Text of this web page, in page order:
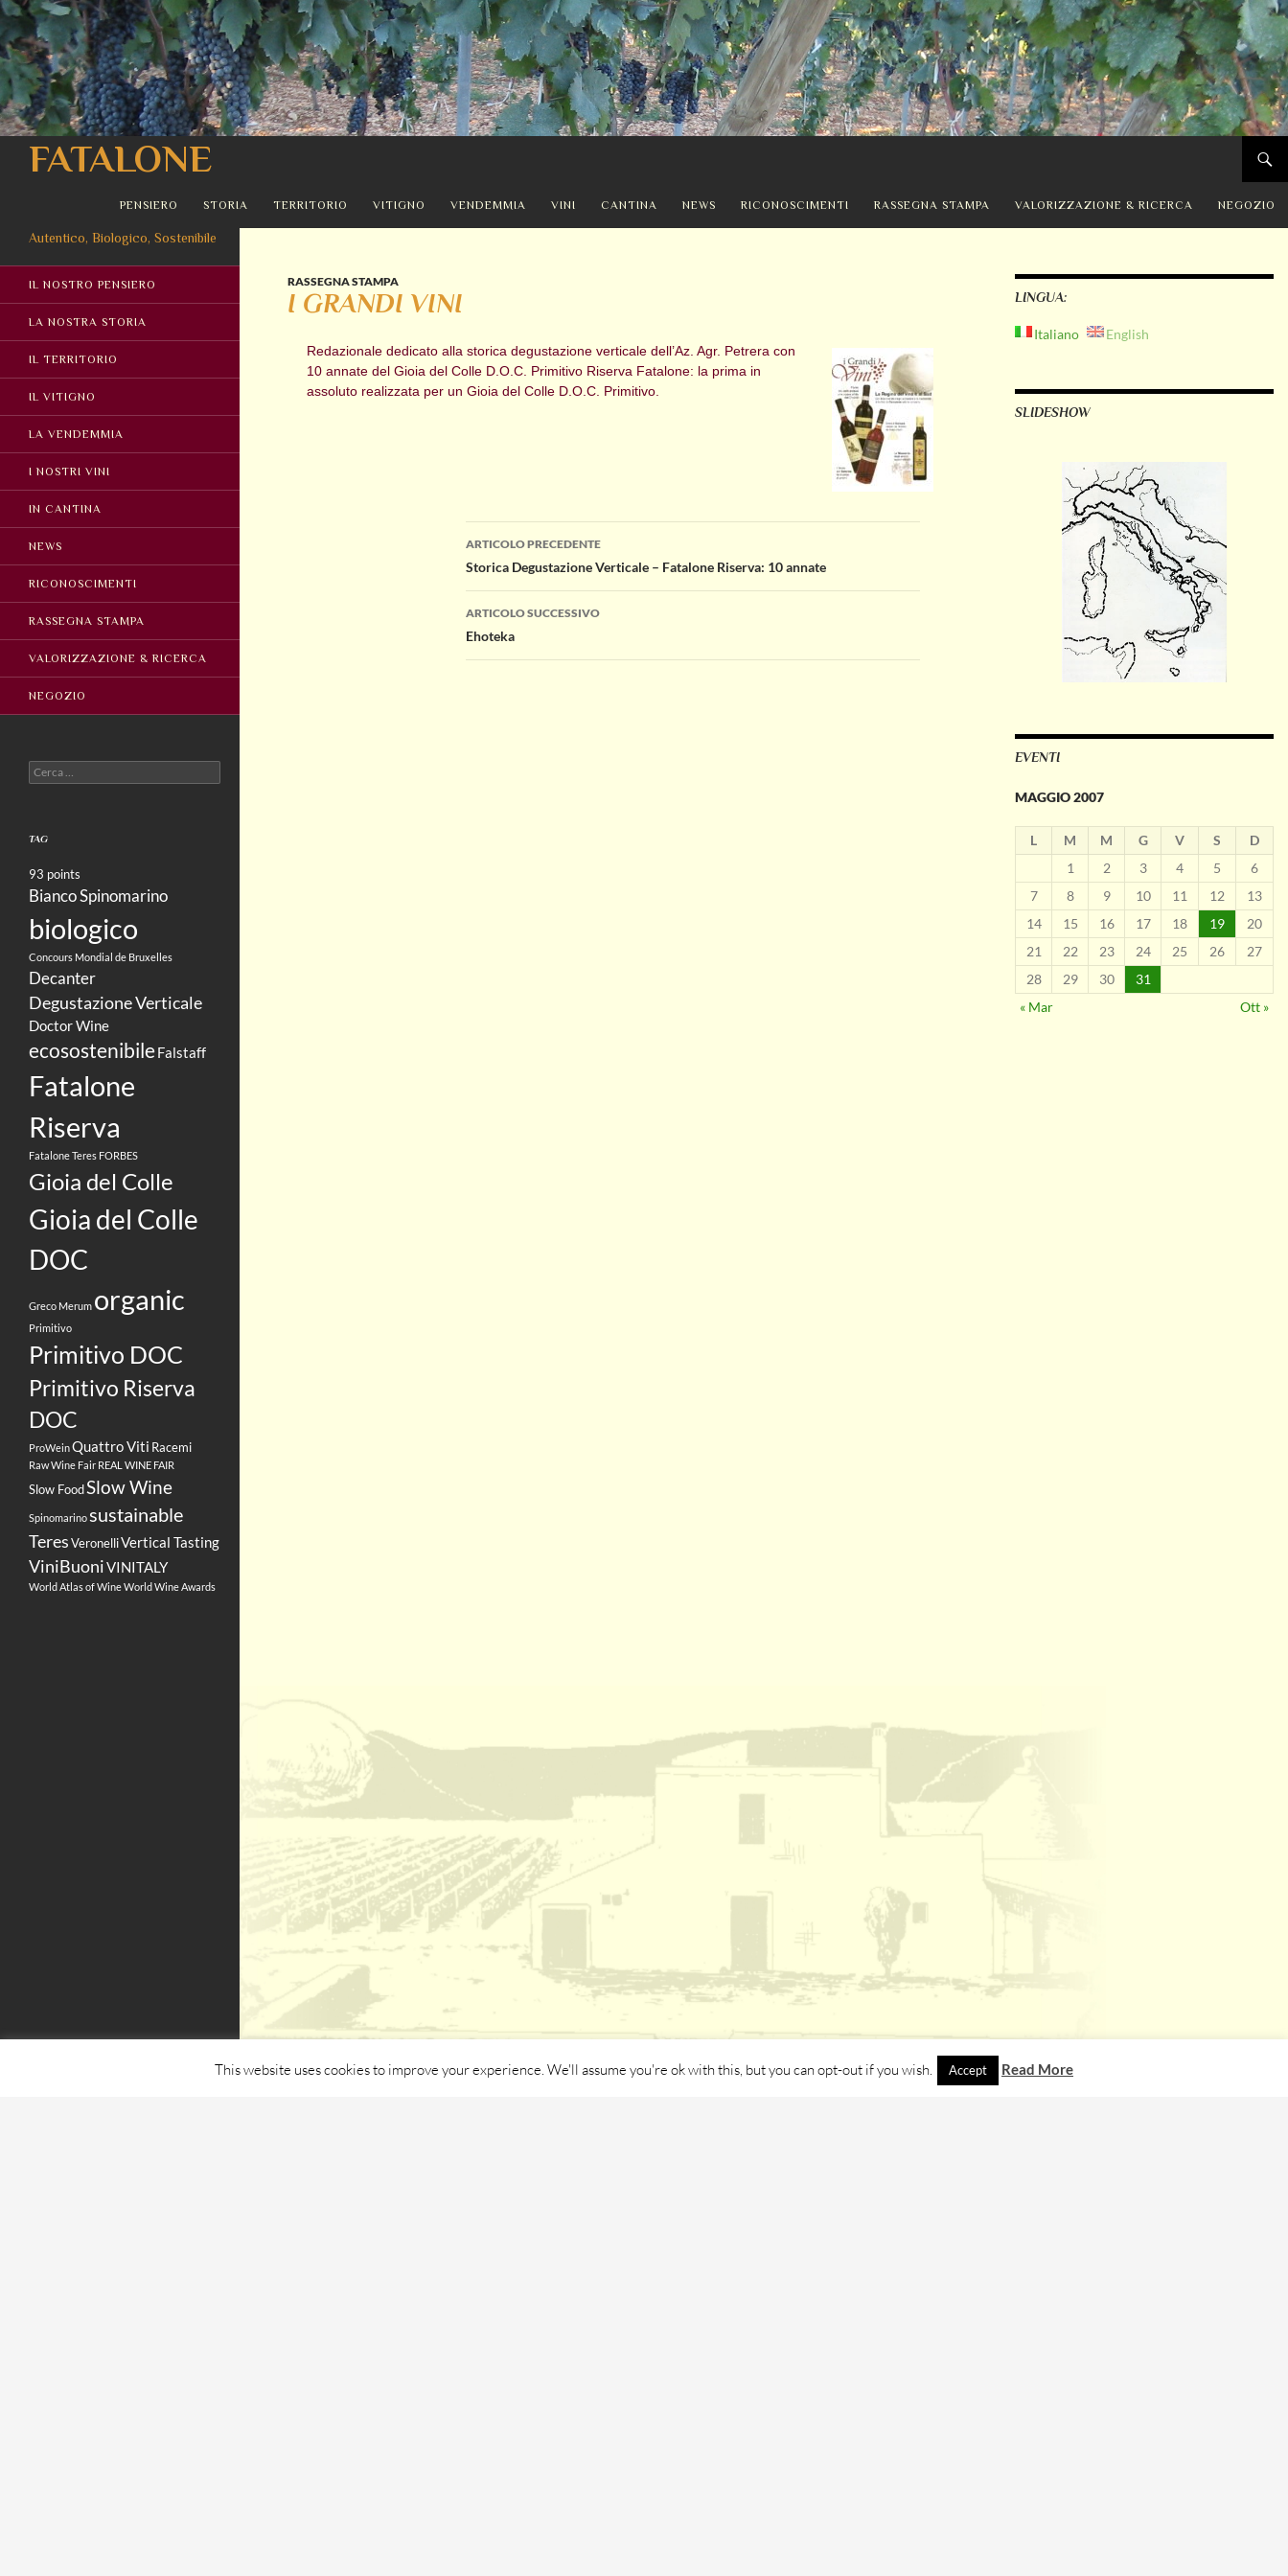
FATALONE
Cerca
PENSIERO STORIA TERRITORIO VITIGNO VENDEMMIA VINI CANTINA NEWS RICONOSCIMENTI RASSEGNA STAMPA VALORIZZAZIONE & RICERCA NEGOZIO
RASSEGNA STAMPA
I GRANDI VINI
Redazionale dedicato alla storica degustazione verticale dell’Az. Agr. Petrera con
10 annate del Gioia del Colle D.O.C. Primitivo Riserva Fatalone: la prima in
assoluto realizzata per un Gioia del Colle D.O.C. Primitivo.
Navigazione
articolo
ARTICOLO PRECEDENTE
Storica Degustazione Verticale – Fatalone Riserva: 10 annate
ARTICOLO SUCCESSIVO
Ehoteka
LINGUA:
Italiano English
SLIDESHOW
EVENTI
MAGGIO 2007
L M M G V S
D
1
2 3 4 5
6
7
8 9 10 11 12
13
14
15 16 17 18 19
20
21
22 23 24 25 26
27
28
29 30
31
« Mar
Ott »
Autentico, Biologico, Sostenibile
IL NOSTRO PENSIERO
LA NOSTRA STORIA
IL TERRITORIO
IL VITIGNO
LA VENDEMMIA
I NOSTRI VINI
IN CANTINA
NEWS
RICONOSCIMENTI
RASSEGNA STAMPA
VALORIZZAZIONE & RICERCA
NEGOZIO
Ricerca
per:
TAG
93 points
Bianco Spinomarino
biologico
Concours Mondial de Bruxelles
Decanter
Degustazione Verticale
Doctor Wine
ecosostenibileFalstaff
Fatalone
Riserva
Fatalone Teres FORBES
Gioia del Colle
Gioia del Colle
DOC
Greco Merum organic
Primitivo
Primitivo DOC
Primitivo Riserva
DOC
ProWeinQuattro Viti Racemi
Raw Wine Fair REAL WINE FAIR
Slow FoodSlow Wine
Spinomarinosustainable
TeresVeronelliVertical Tasting
ViniBuoniVINITALY
World Atlas of WineWorld Wine Awards
This website uses cookies to improve your experience. We'll assume you're ok with this, but you can opt-out if you wish. Accept Read More